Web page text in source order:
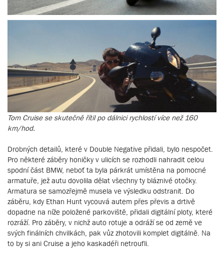
Tom Cruise se skutečně řítil po dálnici rychlostí více než 160
km/hod.
Drobných detailů, které v Double Negative přidali, bylo nespočet.
Pro některé záběry honičky v ulicích se rozhodli nahradit celou
spodní část BMW, neboť ta byla párkrát umístěna na pomocné
armatuře, jež autu dovolila dělat všechny ty bláznivé otočky.
Armatura se samozřejmě musela ve výsledku odstranit. Do
záběru, kdy Ethan Hunt vycouvá autem přes převis a drtivě
dopadne na níže položené parkoviště, přidali digitální ploty, které
rozráží. Pro záběry, v nichž auto rotuje a odráží se od země ve
svých finálních chvilkách, pak vůz zhotovili komplet digitálně. Na
to by si ani Cruise a jeho kaskadéři netroufli.